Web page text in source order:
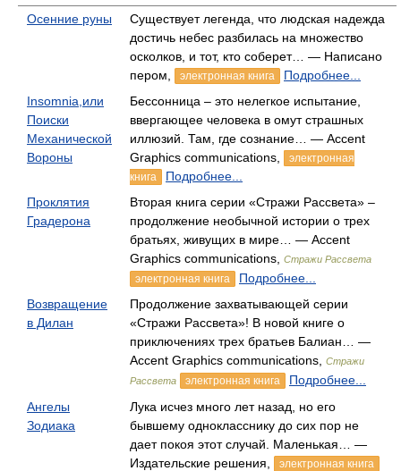
Осенние руны
Существует легенда, что людская надежда
достичь небес разбилась на множество
осколков, и тот, кто соберет… — Написано
пером,
электронная книга
Подробнее...
Insomnia,или
Поиски
Механической
Вороны
Бессонница – это нелегкое испытание,
ввергающее человека в омут страшных
иллюзий. Там, где сознание… — Accent
Graphics communications,
электронная
книга
Подробнее...
Проклятия
Градерона
Вторая книга серии «Стражи Рассвета» –
продолжение необычной истории о трех
братьях, живущих в мире… — Accent
Graphics communications,
Стражи Рассвета
электронная книга
Подробнее...
Возвращение
в Дилан
Продолжение захватывающей серии
«Стражи Рассвета»! В новой книге о
приключениях трех братьев Балиан… —
Accent Graphics communications,
Стражи
Рассвета
электронная книга
Подробнее...
Ангелы
Зодиака
Лука исчез много лет назад, но его
бывшему однокласснику до сих пор не
дает покоя этот случай. Маленькая… —
Издательские решения,
электронная книга